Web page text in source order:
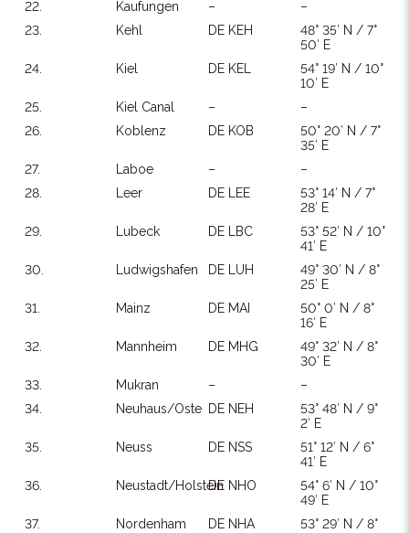
22.
Kaufungen –
–
23.
Kehl DE KEH
48° 35′ N / 7°
50′ E
24.
Kiel DE KEL
54° 19′ N / 10°
10′ E
25.
Kiel Canal –
–
26.
Koblenz DE KOB
50° 20′ N / 7°
35′ E
27.
Laboe –
–
28.
Leer DE LEE
53° 14′ N / 7°
28′ E
29.
Lubeck DE LBC
53° 52′ N / 10°
41′ E
30.
Ludwigshafen DE LUH
49° 30′ N / 8°
25′ E
31.
Mainz DE MAI
50° 0′ N / 8°
16′ E
32.
Mannheim DE MHG
49° 32′ N / 8°
30′ E
33.
Mukran –
–
34.
Neuhaus/Oste DE NEH
53° 48′ N / 9°
2′ E
35.
Neuss DE NSS
51° 12′ N / 6°
41′ E
36.
Neustadt/HolsteinDE NHO
54° 6′ N / 10°
49′ E
37.
Nordenham DE NHA
53° 29′ N / 8°